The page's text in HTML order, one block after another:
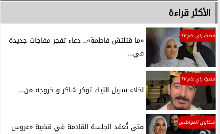
الأكثر قراءة
قضية راي عام TV
«ما قتلتش فاطمة».. دعاء تفجر مفاجآت جديدة
في...
قضية راي عام TV
اخلاء سبيل التيك توكر شاكر و خروجه من...
شكاوي المواطنين
متى تُعقد الجلسة القادمة في قضية «عروس